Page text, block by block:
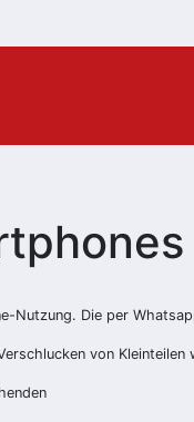
Nutzung. Die per
von